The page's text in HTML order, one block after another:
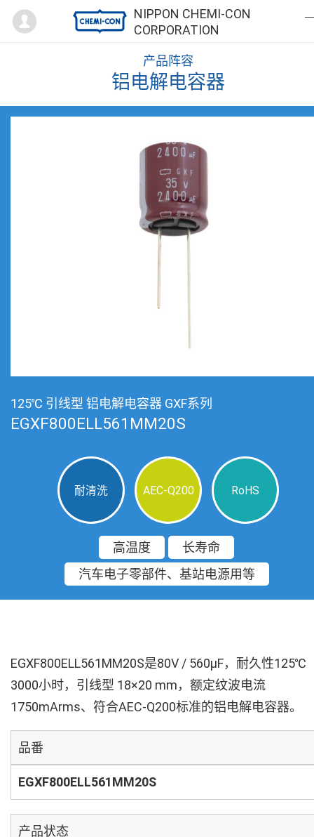
NIPPON CHEMI-CON
CORPORATION
Mypage
产品阵容
铝电解电容器
125℃ 引线型 铝电解电容器 GXF系列
EGXF800ELL561MM20S
耐清洗 AEC-Q200 RoHS
高温度
长寿命
汽车电子零部件、基站电源用等
EGXF800ELL561MM20S是80V / 560µF，耐久性125℃
3000小时，引线型 18×20 mm，额定纹波电流
1750mArms、符合AEC-Q200标准的铝电解电容器。
品番
EGXF800ELL561MM20S
产品状态